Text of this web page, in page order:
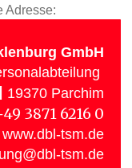
Adresse:
GmbH
19370 Parchim
3871 6216 0
www.dbl-tsm.de
tsm.de